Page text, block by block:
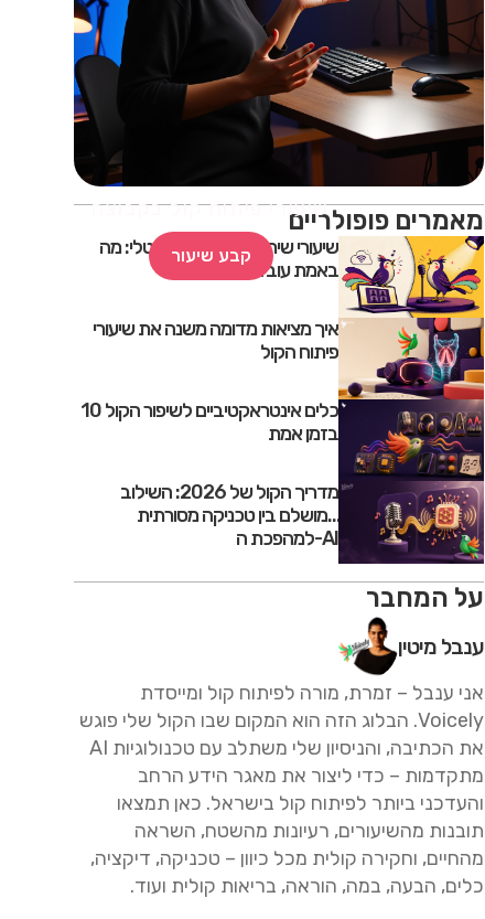
שיעורי פיתוח קול בקבוצה
קבע שיעור
מאמרים פופולריים
שיעורי שירה אונליין מול פרונטלי: מה
באמת עובד בזום, ומה לא
איך מציאות מדומה משנה את שיעורי
פיתוח הקול
10 כלים אינטראקטיביים לשיפור הקול
בזמן אמת
מדריך הקול של 2026: השילוב
המושלם בין טכניקה מסורתית
למהפכת ה-AI
על המחבר
ענבל מיטין
אני ענבל – זמרת, מורה לפיתוח קול ומייסדת
Voicely. הבלוג הזה הוא המקום שבו הקול שלי פוגש
את הכתיבה, והניסיון שלי משתלב עם טכנולוגיות AI
מתקדמות – כדי ליצור את מאגר הידע הרחב
והעדכני ביותר לפיתוח קול בישראל. כאן תמצאו
תובנות מהשיעורים, רעיונות מהשטח, השראה
מהחיים, וחקירה קולית מכל כיוון – טכניקה, דיקציה,
כלים, הבעה, במה, הוראה, בריאות קולית ועוד.